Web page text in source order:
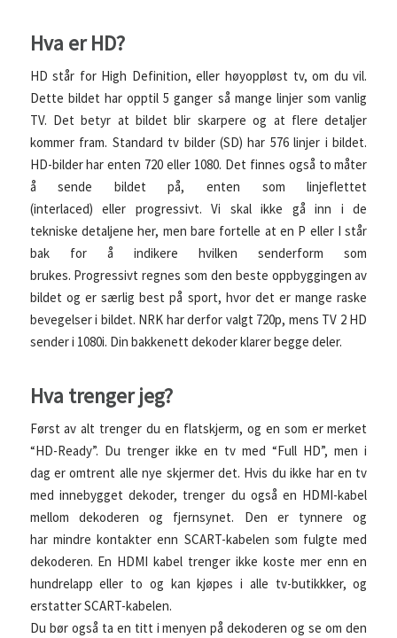
Hva er HD?
HD står for High Definition, eller høyoppløst tv, om du vil.
Dette bildet har opptil 5 ganger så mange linjer som vanlig
TV. Det betyr at bildet blir skarpere og at flere detaljer
kommer fram. Standard tv bilder (SD) har 576 linjer i bildet.
HD-bilder har enten 720 eller 1080. Det finnes også to måter
å sende bildet på, enten som linjeflettet
(interlaced) eller progressivt. Vi skal ikke gå inn i de
tekniske detaljene her, men bare fortelle at en P eller I står
bak for å indikere hvilken senderform som
brukes. Progressivt regnes som den beste oppbyggingen av
bildet og er særlig best på sport, hvor det er mange raske
bevegelser i bildet. NRK har derfor valgt 720p, mens TV 2 HD
sender i 1080i. Din bakkenett dekoder klarer begge deler.
Hva trenger jeg?
Først av alt trenger du en flatskjerm, og en som er merket
“HD-Ready”. Du trenger ikke en tv med “Full HD”, men i
dag er omtrent alle nye skjermer det. Hvis du ikke har en tv
med innebygget dekoder, trenger du også en HDMI-kabel
mellom dekoderen og fjernsynet. Den er tynnere og
har mindre kontakter enn SCART-kabelen som fulgte med
dekoderen. En HDMI kabel trenger ikke koste mer enn en
hundrelapp eller to og kan kjøpes i alle tv-butikkker, og
erstatter SCART-kabelen.
Du bør også ta en titt i menyen på dekoderen og se om den